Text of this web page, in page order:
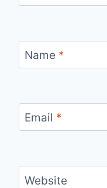
Name *
Email *
Website